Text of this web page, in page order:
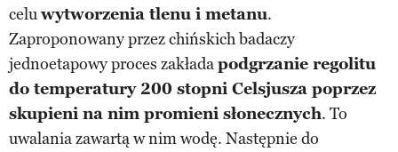
celuwytworzenia tlenu i metanu.
Zaproponowany przez chińskich badaczy
jednoetapowy proces zakładapodgrzanie regolitu
do temperatury 200 stopni Celsjusza poprzez
skupieni na nim promieni słonecznych. To
uwalania zawartą w nim wodę. Następnie do